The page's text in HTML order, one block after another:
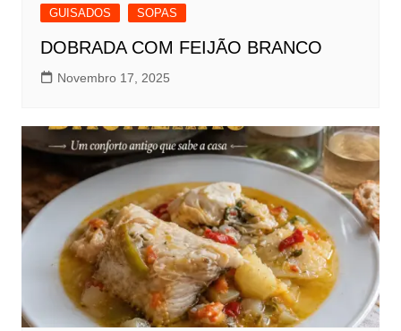
GUISADOS
SOPAS
DOBRADA COM FEIJÃO BRANCO
Novembro 17, 2025